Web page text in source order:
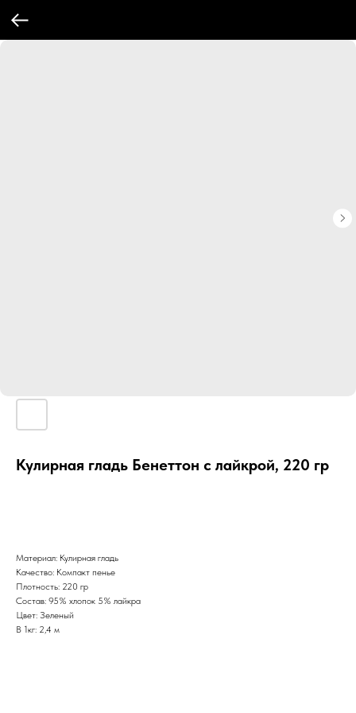
Кулирная гладь Бенеттон с лайкрой, 220 гр
Материал: Кулирная гладь
Качество: Компакт пенье
Плотность: 220 гр
Состав: 95% хлопок 5% лайкра
Цвет: Зеленый
В 1кг: 2,4 м